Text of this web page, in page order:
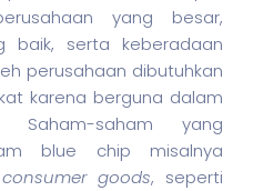
yang besar,
baik, serta keberadaan
perusahaan dibutuhkan
karena berguna dalam
Saham-saham yang
blue chip misalnya
consumer goods, seperti